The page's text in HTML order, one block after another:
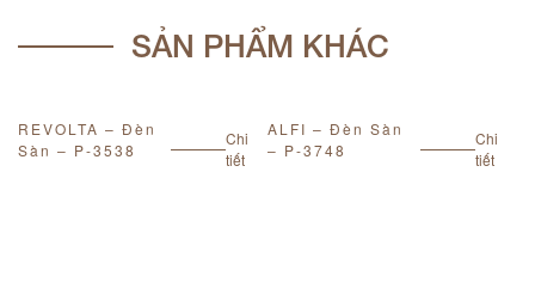
SẢN PHẨM KHÁC
REVOLTA – Đèn
Sàn – P-3538
Chi
tiết
ALFI – Đèn Sàn
– P-3748
Chi
tiết